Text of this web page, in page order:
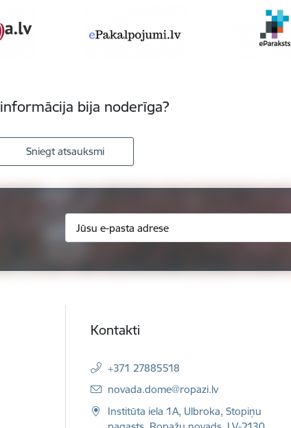
bija noderīga?
Sniegt atsauksmi
Kontakti
+371 27885518
E-pasts:
novada.dome@ropazi.lv
Institūta iela 1A, Ulbroka, Stopiņu